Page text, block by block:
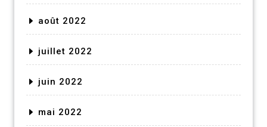
août 2022
juillet 2022
juin 2022
mai 2022